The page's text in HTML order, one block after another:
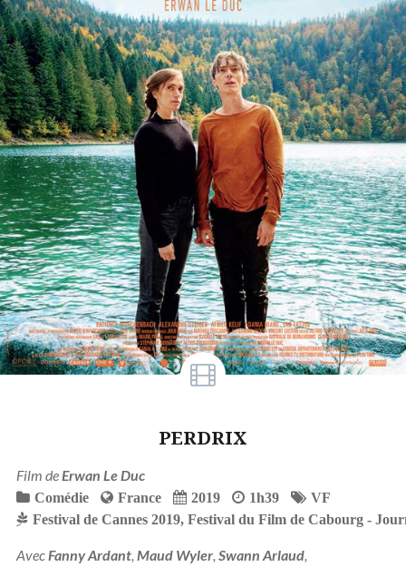
PERDRIX
Film deErwan Le Duc
Comédie France 2019 1h39
VF
Festival de Cannes 2019, Festival du Film de Cabourg -
AvecFanny Ardant, Maud Wyler, Swann Arlaud,